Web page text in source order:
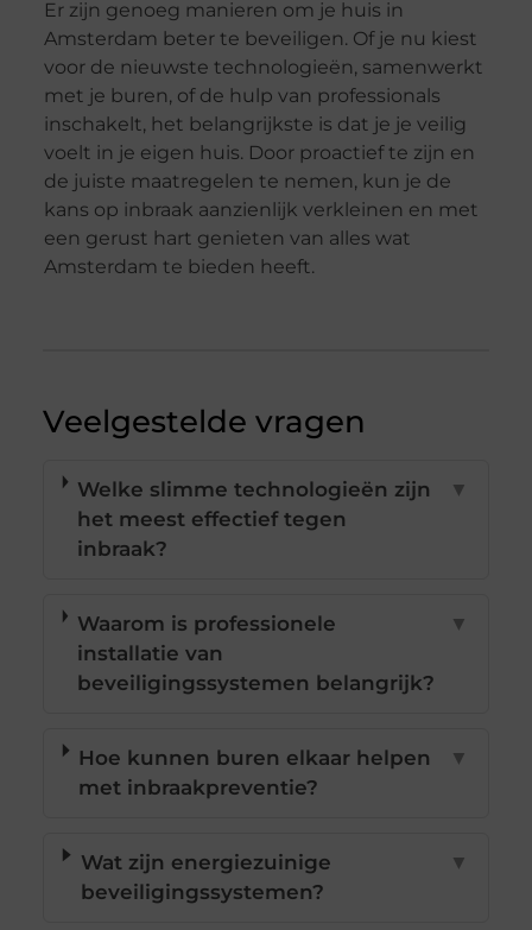
Er zijn genoeg manieren om je huis in
Amsterdam beter te beveiligen. Of je nu kiest
voor de nieuwste technologieën, samenwerkt
met je buren, of de hulp van professionals
inschakelt, het belangrijkste is dat je je veilig
voelt in je eigen huis. Door proactief te zijn en
de juiste maatregelen te nemen, kun je de
kans op inbraak aanzienlijk verkleinen en met
een gerust hart genieten van alles wat
Amsterdam te bieden heeft.
Veelgestelde vragen
Welke slimme technologieën zijn
het meest effectief tegen
inbraak?
▼
Waarom is professionele
installatie van
beveiligingssystemen belangrijk?
▼
Hoe kunnen buren elkaar helpen
met inbraakpreventie?
▼
Wat zijn energiezuinige
beveiligingssystemen?
▼